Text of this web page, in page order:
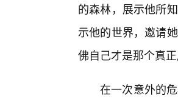
的森林，展示他所
示他的世界，邀请
佛自己才是那个真
在一次意外的